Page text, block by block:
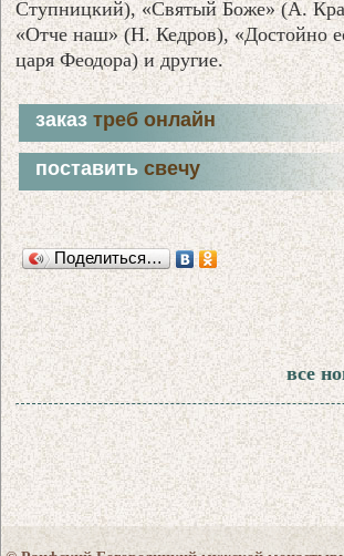
Ступницкий), «Святый Боже» (А.
«Отче наш» (Н. Кедров), «Достойно
царя Феодора) и другие.
заказтреб онлайн
поставитьсвечу
Поделиться…
все